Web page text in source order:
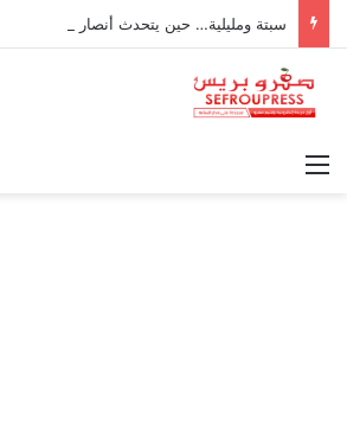
سبتة ومليلية… حين يتحدث أنصار الديمقراطية
القائمة